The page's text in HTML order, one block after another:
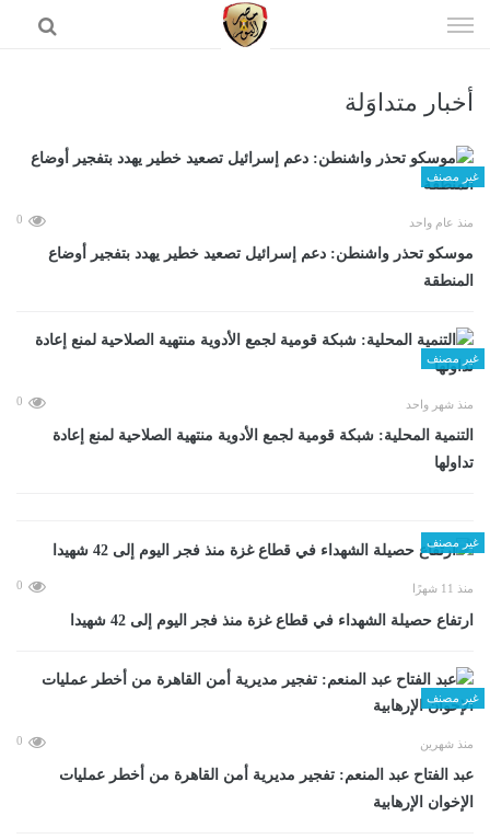
الى
أخبار متداوَلة
غير مصنف
منذ عام واحد 0
موسكو تحذر واشنطن: دعم إسرائيل تصعيد خطير يهدد بتفجير أوضاع
المنطقة
غير مصنف
منذ شهر واحد 0
التنمية المحلية: شبكة قومية لجمع الأدوية منتهية الصلاحية لمنع إعادة
تداولها
غير مصنف
منذ 11 شهرًا 0
ارتفاع حصيلة الشهداء في قطاع غزة منذ فجر اليوم إلى 42 شهيدا
غير مصنف
منذ شهرين 0
عبد الفتاح عبد المنعم: تفجير مديرية أمن القاهرة من أخطر عمليات
الإخوان الإرهابية